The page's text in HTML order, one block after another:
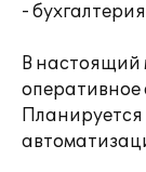
-
В настоящий
оперативное